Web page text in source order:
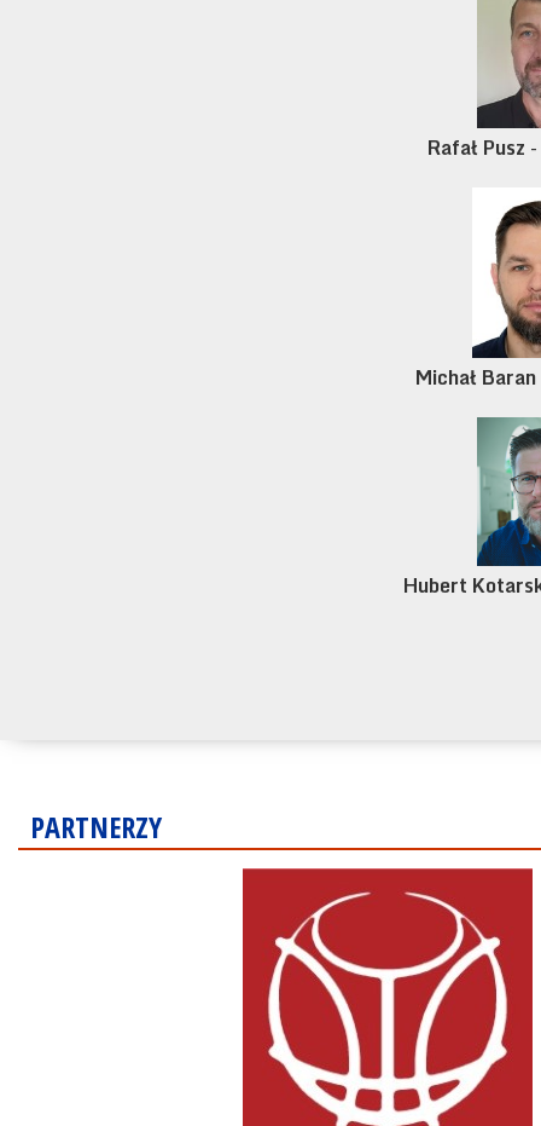
Rafał Pusz
Michał Baran
Hubert
PARTNERZY